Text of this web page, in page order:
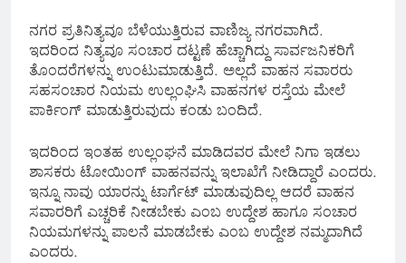
ನಗರ ಪ್ರತಿನಿತ್ಯವೂ ಬೆಳೆಯುತ್ತಿರುವ ವಾಣಿಜ್ಯ ನಗರವಾಗಿದೆ.
ಇದರಿಂದ ನಿತ್ಯವೂ ಸಂಚಾರ ದಟ್ಟಣೆ ಹೆಚ್ಚಾಗಿದ್ದು ಸಾರ್ವಜನಿಕರಿಗೆ
ತೊಂದರೆಗಳನ್ನು ಉಂಟುಮಾಡುತ್ತಿದೆ. ಅಲ್ಲದೆ ವಾಹನ ಸವಾರರು
ಸಹಸಂಚಾರ ನಿಯಮ ಉಲ್ಲಂಘಿಸಿ ವಾಹನಗಳ ರಸ್ತೆಯ ಮೇಲೆ
ಪಾರ್ಕಿಂಗ್ ಮಾಡುತ್ತಿರುವುದು ಕಂಡು ಬಂದಿದೆ.
ಇದರಿಂದ ಇಂತಹ ಉಲ್ಲಂಘನೆ ಮಾಡಿದವರ ಮೇಲೆ ನಿಗಾ ಇಡಲು
ಶಾಸಕರು ಟೋಯಿಂಗ್ ವಾಹನವನ್ನು ಇಲಾಖೆಗೆ ನೀಡಿದ್ದಾರೆ ಎಂದರು.
ಇನ್ನೂ ನಾವು ಯಾರನ್ನು ಟಾರ್ಗೆಟ್ ಮಾಡುವುದಿಲ್ಲ ಆದರೆ ವಾಹನ
ಸವಾರರಿಗೆ ಎಚ್ಚರಿಕೆ ನೀಡಬೇಕು ಎಂಬ ಉದ್ದೇಶ ಹಾಗೂ ಸಂಚಾರ
ನಿಯಮಗಳನ್ನು ಪಾಲನೆ ಮಾಡಬೇಕು ಎಂಬ ಉದ್ದೇಶ ನಮ್ಮದಾಗಿದೆ
ಎಂದರು.